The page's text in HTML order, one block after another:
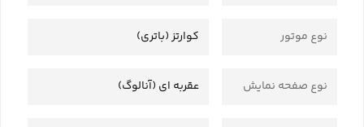
نوع موتور کوارتز (باتری)
نوع صفحه نمایش عقربه ای (آنالوگ)